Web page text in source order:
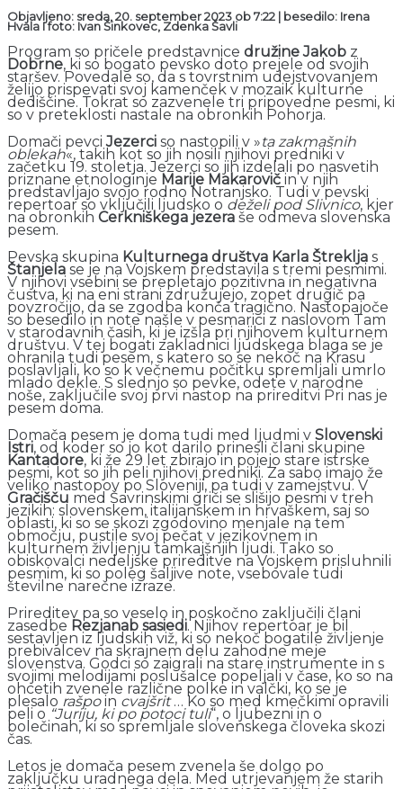
Objavljeno: sreda, 20. september 2023 ob 7:22 | besedilo: Irena
Hvala I foto: Ivan Šinkovec, Zdenka Šavli
Program so pričele predstavnice družine Jakob z
Dobrne, ki so bogato pevsko doto prejele od svojih
staršev. Povedale so, da s tovrstnim udejstvovanjem
želijo prispevati svoj kamenček v mozaik kulturne
dediščine. Tokrat so zazvenele tri pripovedne pesmi, ki
so v preteklosti nastale na obronkih Pohorja.
Domači pevciJezerci so nastopili v »ta zakmašnih
oblekah«, takih kot so jih nosili njihovi predniki v
začetku 19. stoletja. Jezerci so jih izdelali po nasvetih
priznane etnologinje Marije Makarovič in v njih
predstavljajo svojo rodno Notranjsko. Tudi v pevski
repertoar so vključili ljudsko o deželi pod Slivnico, kjer
na obronkih Cerkniškega jezera še odmeva slovenska
pesem.
Pevska skupina Kulturnega društva Karla Štreklja s
Štanjela se je na Vojskem predstavila s tremi pesmimi.
V njihovi vsebini se prepletajo pozitivna in negativna
čustva, ki na eni strani združujejo, zopet drugič pa
povzročijo, da se zgodba konča tragično. Nastopajoče
so besedilo in note našle v pesmarici z naslovom Tam
v starodavnih časih, ki je izšla pri njihovem kulturnem
društvu. V tej bogati zakladnici ljudskega blaga se je
ohranila tudi pesem, s katero so se nekoč na Krasu
poslavljali, ko so k večnemu počitku spremljali umrlo
mlado dekle. S slednjo so pevke, odete v narodne
noše, zaključile svoj prvi nastop na prireditvi Pri nas je
pesem doma.
Domača pesem je doma tudi med ljudmi v Slovenski
Istri, od koder so jo kot darilo prinesli člani skupine
Kantadore, ki že 29 let zbirajo in pojejo stare istrske
pesmi, kot so jih peli njihovi predniki. Za sabo imajo že
veliko nastopov po Sloveniji, pa tudi v zamejstvu. V
Gračišču med Šavrinskimi griči se slišijo pesmi v treh
jezikih: slovenskem, italijanskem in hrvaškem, saj so
oblasti, ki so se skozi zgodovino menjale na tem
območju, pustile svoj pečat v jezikovnem in
kulturnem življenju tamkajšnjih ljudi. Tako so
obiskovalci nedeljske prireditve na Vojskem prisluhnili
pesmim, ki so poleg šaljive note, vsebovale tudi
številne narečne izraze.
Prireditev pa so veselo in poskočno zaključili člani
zasedbe Rezjanab sasiedi. Njihov repertoar je bil
sestavljen iz ljudskih viž, ki so nekoč bogatile življenje
prebivalcev na skrajnem delu zahodne meje
slovenstva. Godci so zaigrali na stare instrumente in s
svojimi melodijami poslušalce popeljali v čase, ko so na
ohcetih zvenele različne polke in valčki, ko se je
plesalo rašpoin cvajšrit… Ko so med kmečkimi opravili
peli o “Juriju, ki po potoci tuli“, o ljubezni in o
bolečinah, ki so spremljale slovenskega človeka skozi
čas.
Letos je domača pesem zvenela še dolgo po
zaključku uradnega dela. Med utrjevanjem že starih